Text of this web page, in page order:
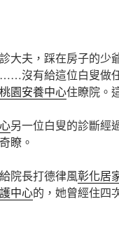
大夫，踩在房子的少
沒有給這位白叟做
桃園安養中心住瞭院。
另一位白叟的診斷經
奇瞭。
長打德律風彰化居
中心的，她曾經住四